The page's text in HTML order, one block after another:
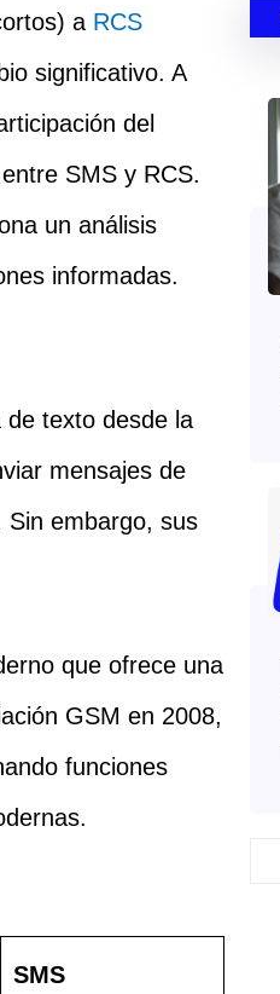
a RCS
significativo. A
del
SMS y RCS.
un análisis
informadas.
de texto desde la
mensajes de
Sin embargo, sus
que ofrece una
GSM en 2008,
funciones
SMS